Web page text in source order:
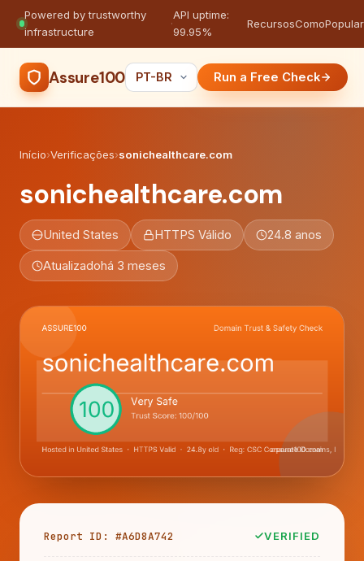
Powered by trustworthy
infrastructure
·
API uptime:
99.95%
RecursosComo
Assure100 Run a Free Check
Início›Verificações›sonichealthcare.com
sonichealthcare.com
United States HTTPS Válido 24.8 anos
Atualizadohá 3 meses
Report ID: #A6D8A742 VERIFIED